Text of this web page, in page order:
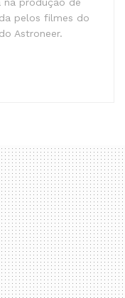
pelos filmes do
Astroneer.